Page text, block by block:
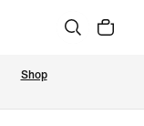
Shop